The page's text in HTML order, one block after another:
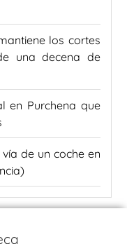
los cortes
una decena de
en Purchena que
de un coche en